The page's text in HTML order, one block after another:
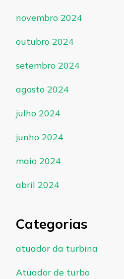
novembro 2024
outubro 2024
setembro 2024
agosto 2024
julho 2024
junho 2024
maio 2024
abril 2024
Categorias
atuador da turbina
Atuador de turbo